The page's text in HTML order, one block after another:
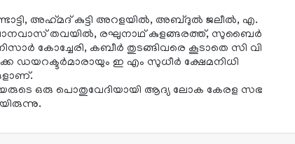
അഹ്‌മദ് കുട്ടി അറളയില്‍, അബ്ദുല്‍ ജലീല്‍, എ.
ഷാനവാസ് തവയില്‍, രഘുനാഥ് കുളങ്ങരത്ത്, സുബൈര്‍
കോച്ചേരി, കബീര്‍ തുടങ്ങിവരെ കൂടാതെ സി വി
ഡയറക്ടര്‍മാരായും ഇ എം സുധീര്‍ ക്ഷേമനിധി
ഒരു പൊതുവേദിയായി ആദ്യ ലോക കേരള സഭ